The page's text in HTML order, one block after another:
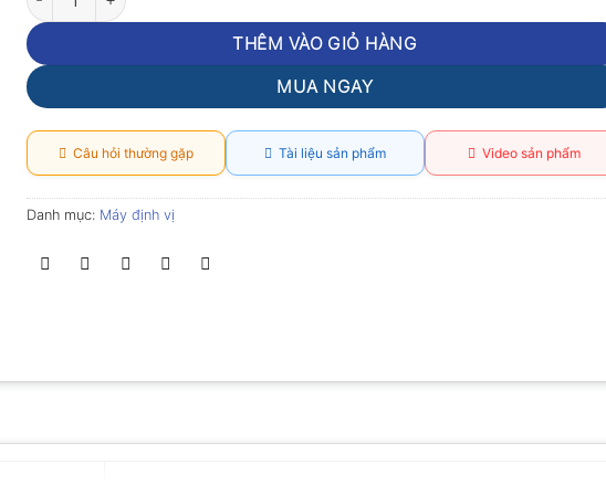
THÊM VÀO GIỎ HÀNG
MUA NGAY
Câu hỏi thường gặp Tài liệu sản phẩm Video sản phẩm
Danh mục: Máy định vị